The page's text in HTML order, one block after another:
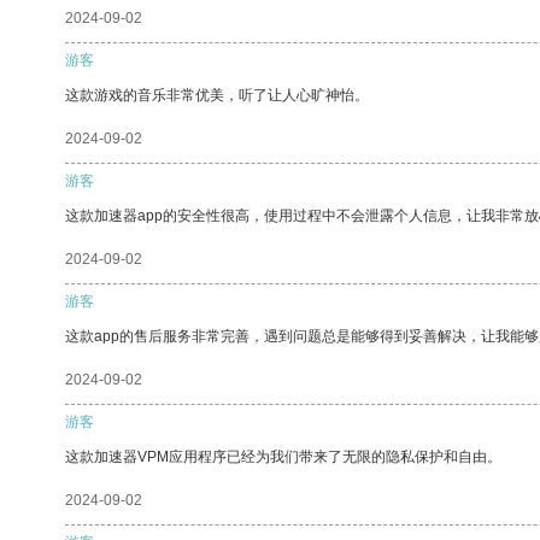
2024-09-02
游客
这款游戏的音乐非常优美，听了让人心旷神怡。
2024-09-02
游客
这款加速器app的安全性很高，使用过程中不会泄露个人信息，让我非常放
2024-09-02
游客
这款app的售后服务非常完善，遇到问题总是能够得到妥善解决，让我能够
2024-09-02
游客
这款加速器VPM应用程序已经为我们带来了无限的隐私保护和自由。
2024-09-02